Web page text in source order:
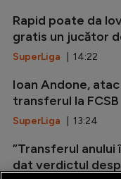
Rapid poate da
gratis un jucător
SuperLiga | 14:22
Ioan Andone,
transferul la FCSB
SuperLiga | 13:24
”Transferul anului
dat verdictul